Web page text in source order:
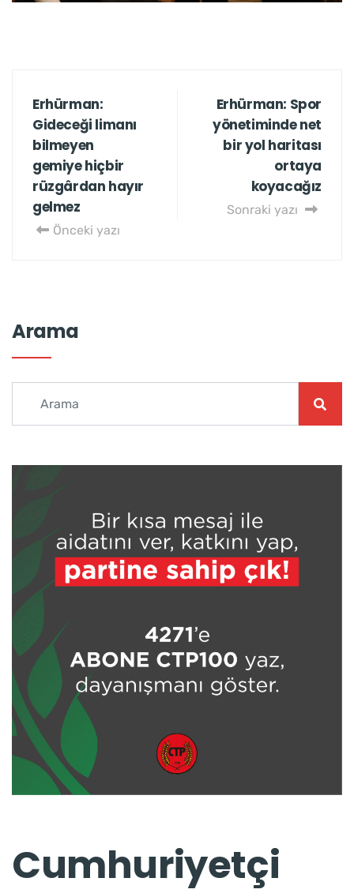
Erhürman:
Gideceği limanı
bilmeyen
gemiye hiçbir
rüzgârdan hayır
gelmez
Önceki yazı
Erhürman: Spor
yönetiminde net
bir yol haritası
ortaya
koyacağız
Sonraki yazı
Arama
Cumhuriyetçi